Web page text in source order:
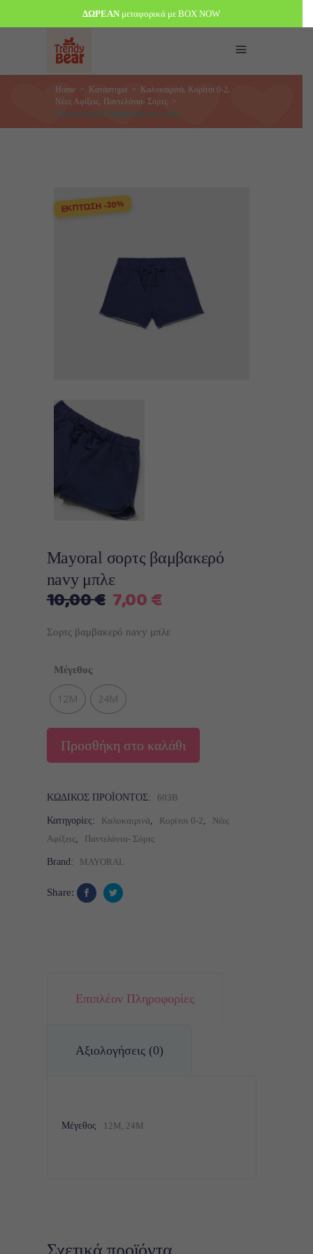
Home> Κατάστημα> Καλοκαιρινά, Κορίτσι 0-2,
Νέες Αφίξεις, Παντελόνια- Σόρτς>
Mayoral σορτς βαμβακερό navy μπλε
ΕΚΠΤΩΣΗ -30%
Mayoral σορτς βαμβακερό
navy μπλε
10,00€ Original
price
was:
7,00€Η
τιμή
Σορτς βαμβακερό navy μπλε
Μέγεθος
12M 24M
Προσθήκη στο καλάθι
ΚΩΔΙΚΌΣ ΠΡΟΪΌΝΤΟΣ: 603B
Κατηγορίες: Καλοκαιρινά, Κορίτσι 0-2,
Νέες
Αφίξεις, Παντελόνια- Σόρτς
Brand: MAYORAL
Share:
Επιπλέον Πληροφορίες
Αξιολογήσεις (0)
Μέγεθος 12M, 24M
ΔΩΡΕΑΝ μεταφορικά με BOX NOW